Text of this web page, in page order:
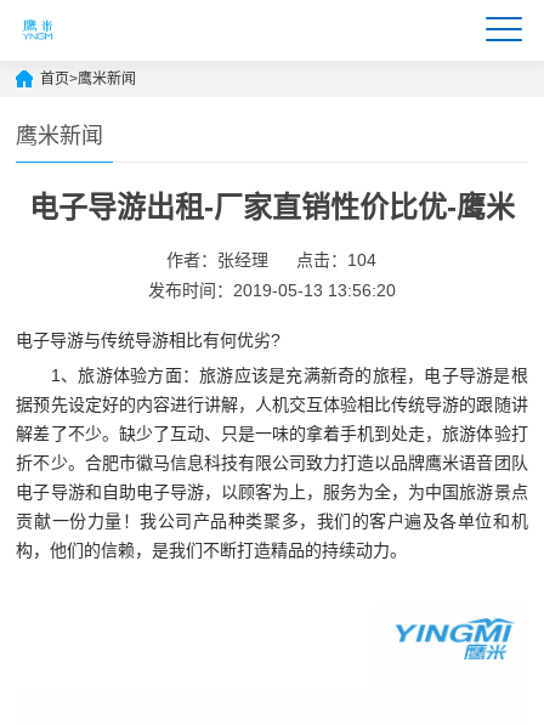
首页>鹰米新闻
鹰米新闻
电子导游出租-厂家直销性价比优-鹰米
作者：张经理
点击：104
发布时间：2019-05-13 13:56:20
电子导游与传统导游相比有何优劣?
1、旅游体验方面：旅游应该是充满新奇的旅程，电子导游是根
据预先设定好的内容进行讲解，人机交互体验相比传统导游的跟随讲
解差了不少。缺少了互动、只是一味的拿着手机到处走，旅游体验打
折不少。 合肥市徽马信息科技有限公司致力打造以品牌鹰米语音团队
电子导游和自助电子导游，以顾客为上，服务为全，为中国旅游景点
贡献一份力量！我公司产品种类聚多，我们的客户遍及各单位和机
构，他们的信赖，是我们不断打造精品的持续动力。